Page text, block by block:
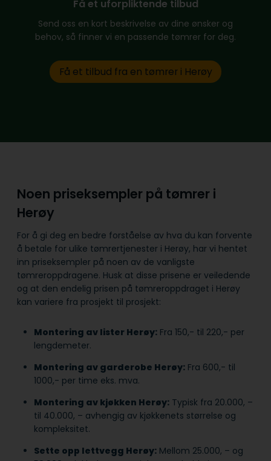
Få et uforpliktende tilbud
Send oss en kort beskrivelse av dine ønsker og
behov, så finner vi en passende tømrer for deg.
Få et tilbud fra en tømrer i Herøy
Noen priseksempler på tømrer i
Herøy
For å gi deg en bedre forståelse av hva du kan forvente
å betale for ulike tømrertjenester i Herøy, har vi hentet
inn priseksempler på noen av de vanligste
tømreroppdragene. Husk at disse prisene er veiledende
og at den endelig prisen på tømreroppdraget i Herøy
kan variere fra prosjekt til prosjekt:
Montering av lister Herøy: Fra 150,- til 220,- per
lengdemeter.
Montering av garderobe Herøy: Fra 600,- til
1000,- per time eks. mva.
Montering av kjøkken Herøy: Typisk fra 20.000, –
til 40.000, – avhengig av kjøkkenets størrelse og
kompleksitet.
Sette opp lettvegg Herøy: Mellom 25.000, – og